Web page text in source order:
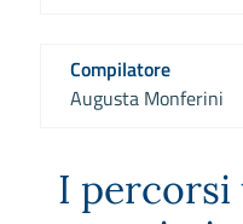
Compilatore
Augusta Monferini
I